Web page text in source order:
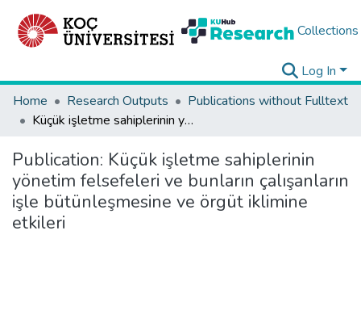
Collections
Log In
Home
Research Outputs
Publications without Fulltext
Küçük işletme sahiplerinin yönetim felsefeleri ve bunların çalışanların işle bütünleşmesine ve örgüt iklimine etkileri
Publication: Küçük işletme sahiplerinin
yönetim felsefeleri ve bunların çalışanların
işle bütünleşmesine ve örgüt iklimine
etkileri